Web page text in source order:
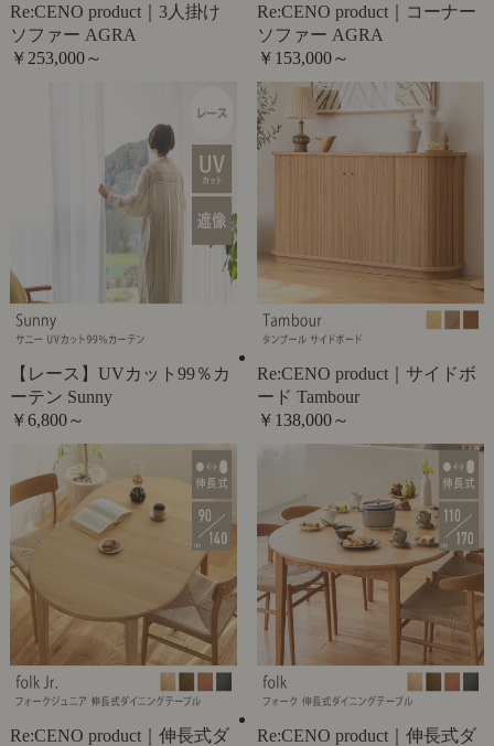
Re:CENO product｜3人掛け
ソファー AGRA
￥253,000～
Re:CENO product｜コーナー
ソファー AGRA
￥153,000～
【レース】UVカット99％カ
ーテン Sunny
￥6,800～
Re:CENO product｜サイドボ
ード Tambour
￥138,000～
Re:CENO product｜伸長式ダ
Re:CENO product｜伸長式ダ